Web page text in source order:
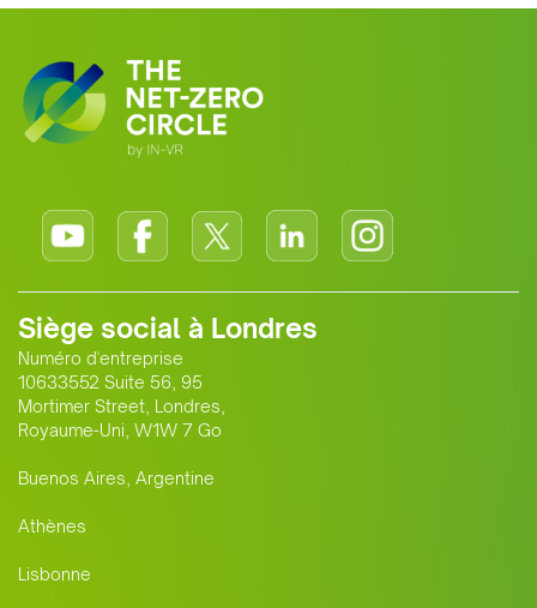
Siège social à Londres
Numéro d'entreprise
10633552 Suite 56, 95
Mortimer Street, Londres,
Royaume-Uni, W1W 7 Go
Buenos Aires, Argentine
Athènes
Lisbonne